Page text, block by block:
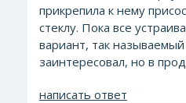
прикрепила к нему
стеклу. Пока все
вариант, так
заинтересовал, но в
написать ответ